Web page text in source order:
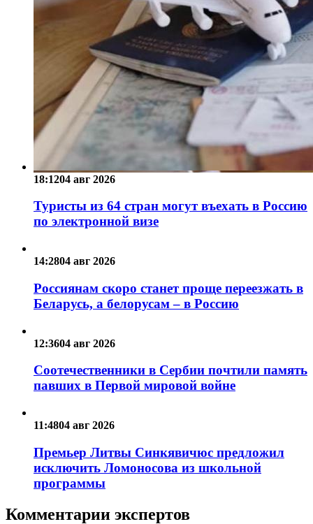
18:1204 авг 2026
Туристы из 64 стран могут въехать в Россию
по электронной визе
14:2804 авг 2026
Россиянам скоро станет проще переезжать в
Беларусь, а белорусам – в Россию
12:3604 авг 2026
Соотечественники в Сербии почтили память
павших в Первой мировой войне
11:4804 авг 2026
Премьер Литвы Синкявичюс предложил
исключить Ломоносова из школьной
программы
Комментарии экспертов